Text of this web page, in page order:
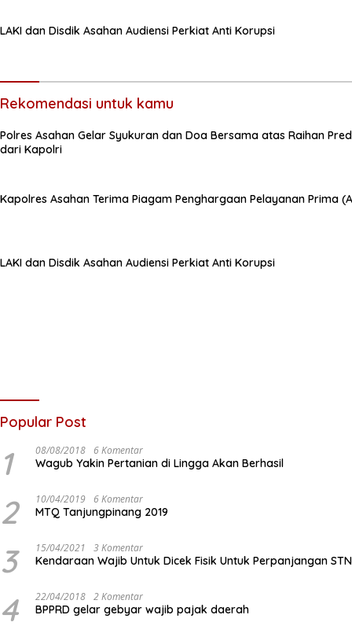
LAKI dan Disdik Asahan Audiensi Perkiat Anti Korupsi
Rekomendasi untuk kamu
Polres Asahan Gelar Syukuran dan Doa Bersama atas Raihan
dari Kapolri
Kapolres Asahan Terima Piagam Penghargaan Pelayanan Prima
LAKI dan Disdik Asahan Audiensi Perkiat Anti Korupsi
Popular Post
1 08/08/2018 6 Komentar
Wagub Yakin Pertanian di Lingga Akan Berhasil
2 10/04/2019 6 Komentar
MTQ Tanjungpinang 2019
3 15/04/2021 3 Komentar
Kendaraan Wajib Untuk Dicek Fisik Untuk Perpanjangan
4 22/04/2018 2 Komentar
BPPRD gelar gebyar wajib pajak daerah